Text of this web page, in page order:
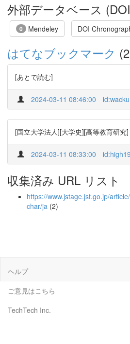
外部データベース
0 Mendeley DOI
はてなブックマーク
[あとで読む]
2024-03-11 08:46:00
[国立大学法人][大学史][高等教育研究]
2024-03-11 08:33:00
収集済み URL リスト
https://www.jstage.jst.go.jp/
char/ja (2)
ヘルプ
ご意見はこちら
TechTech Inc.